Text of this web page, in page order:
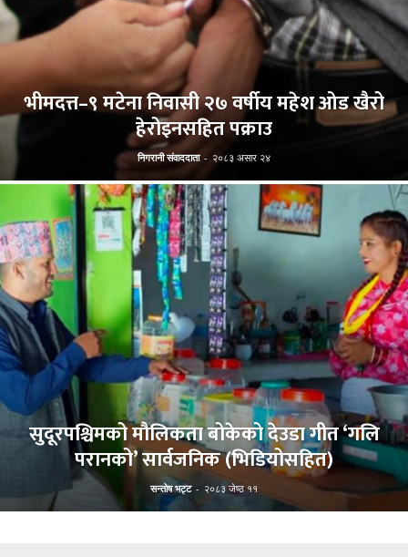
भीमदत्त–९ मटेना निवासी २७ वर्षीय महेश ओड खैरो
हेरोइनसहित पक्राउ
निगरानी संवाददाता - २०८३ असार २४
सुदूरपश्चिमको मौलिकता बोकेको देउडा गीत ‘गलि
परानको’ सार्वजनिक (भिडियोसहित)
सन्तोष भट्ट - २०८३ जेष्ठ ११